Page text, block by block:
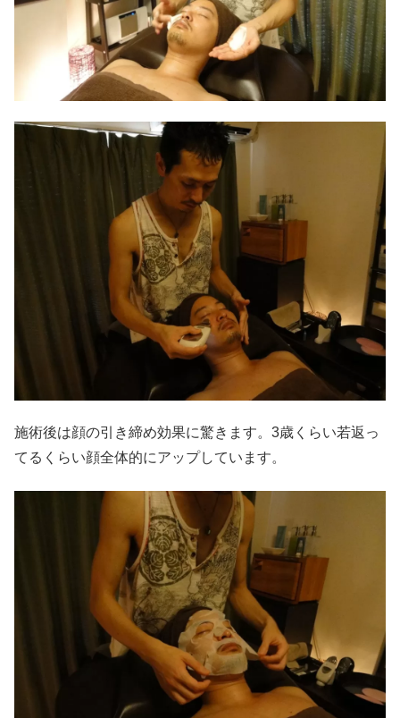
施術後は顔の引き締め効果に驚きます。3歳くらい若返っ
てるくらい顔全体的にアップしています。